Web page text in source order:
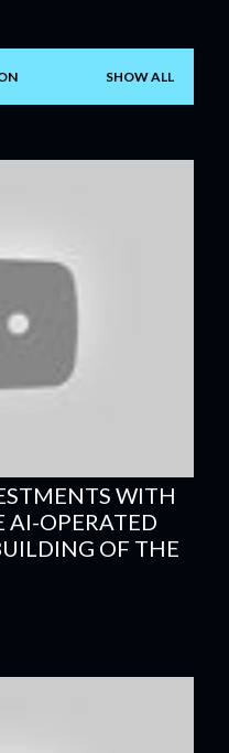
SHOW ALL
WITH
AI-OPERATED
OF THE